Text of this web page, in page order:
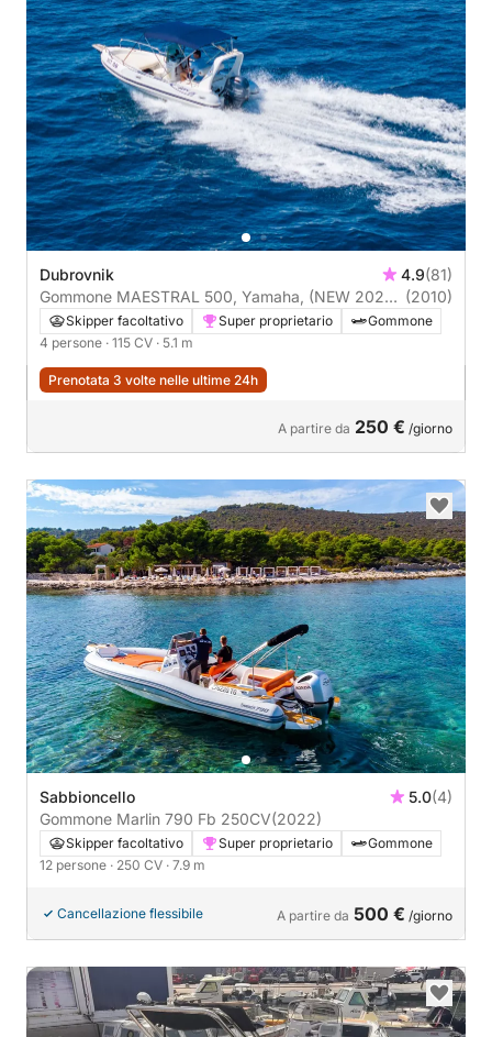
Dubrovnik 4.9(81)
Gommone MAESTRAL 500, Yamaha, (NEW 2024)
4stroke 115CV
(2010)
Skipper facoltativo Super proprietario
Gommone
4 persone · 115 CV · 5.1 m
Prenotata 3 volte nelle ultime 24h
A partire da 250 € /giorno
Sabbioncello 5.0(4)
Gommone Marlin 790 Fb 250CV(2022)
Skipper facoltativo Super proprietario
Gommone
12 persone · 250 CV · 7.9 m
Cancellazione flessibile A partire da 500 € /giorno